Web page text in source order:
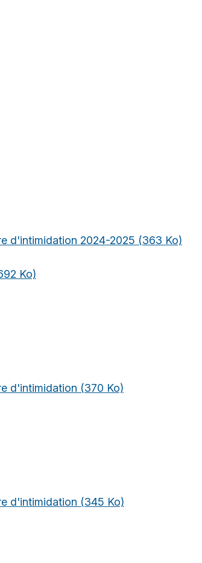
d'intimidation 2024-2025 (363 Ko)
Ko)
d'intimidation (370 Ko)
d'intimidation (345 Ko)